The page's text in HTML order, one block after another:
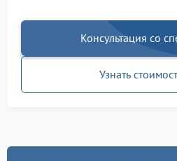
Консультация со
Узнать